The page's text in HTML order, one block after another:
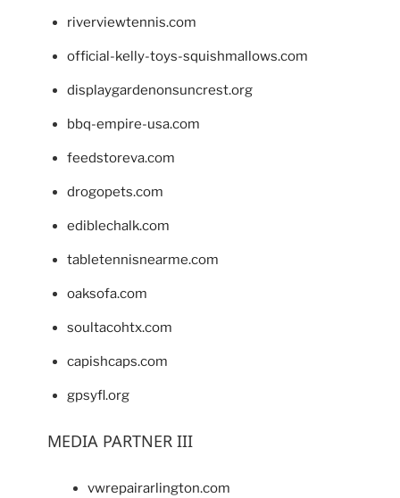
riverviewtennis.com
official-kelly-toys-squishmallows.com
displaygardenonsuncrest.org
bbq-empire-usa.com
feedstoreva.com
drogopets.com
ediblechalk.com
tabletennisnearme.com
oaksofa.com
soultacohtx.com
capishcaps.com
gpsyfl.org
MEDIA PARTNER III
vwrepairarlington.com